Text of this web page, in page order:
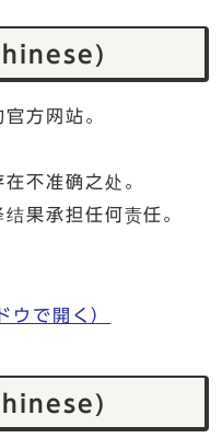
方网站。
不准确之处。
果承担任何责任。
ウで開く）